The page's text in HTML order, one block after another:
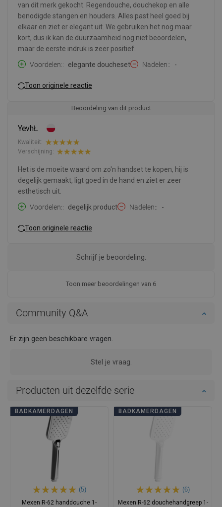
van dit merk gekocht. Regendouche, douchekop en alle
benodigde stangen en houders. Alles past heel goed bij
elkaar en ziet er elegant uit. We gebruiken het nog maar
kort, dus ik kan de duurzaamheid nog niet beoordelen,
maar de eerste indruk is zeer positief.
Voordelen:
elegante doucheset Nadelen: -
Toon originele reactie
Beoordeling van dit product
YevhŁ
Kwaliteit:
Verschijning:
Het is de moeite waard om zo'n handset te kopen, hij is
degelijk gemaakt, ligt goed in de hand en ziet er zeer
esthetisch uit.
Voordelen:
degelijk product Nadelen: -
Toon originele reactie
Toon meer beoordelingen van 6
Schrijf je beoordeling.
Community Q&A
Er zijn geen beschikbare vragen.
Stel je vraag.
Producten uit dezelfde serie
BADKAMERDAGEN
(5)
Mexen R-62 handdouche 1-
BADKAMERDAGEN
(6)
Mexen R-62 douchehandgreep 1-